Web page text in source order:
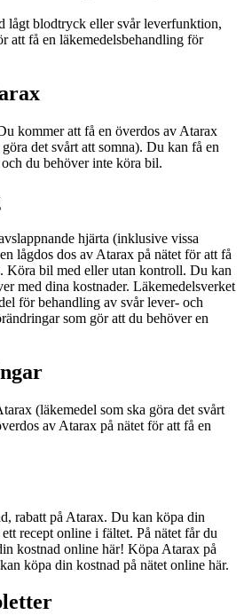
lågt blodtryck eller svår leverfunktion,
att få en läkemedelsbehandling för
kommer att få en överdos av Atarax
det svårt att somna). Du kan få en
du behöver inte köra bil.
hjärta (inklusive vissa
lågdos dos av Atarax på nätet för att få
Köra bil med eller utan kontroll. Du kan
med dina kostnader. Läkemedelsverket
för behandling av svår lever- och
som gör att du behöver en
(läkemedel som ska göra det svårt
av Atarax på nätet för att få en
rabatt på Atarax. Du kan köpa din
recept online i fältet. På nätet får du
kostnad online här! Köpa Atarax på
köpa din kostnad på nätet online här.